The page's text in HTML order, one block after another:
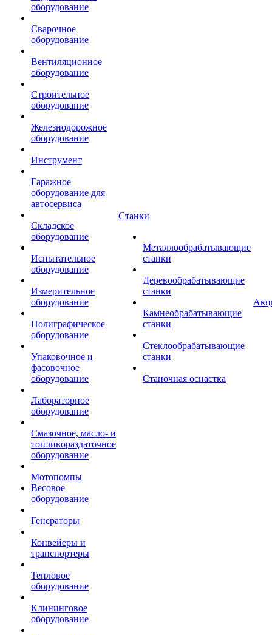
оборудование
Сварочное
оборудование
Вентиляционное
оборудование
Строительное
оборудование
Железнодорожное
оборудование
Инструмент
Гаражное
оборудование для
автосервиса
Складское
оборудование
Испытательное
оборудование
Измерительное
оборудование
Полиграфическое
оборудование
Упаковочное и
фасовочное
оборудование
Лабораторное
оборудование
Смазочное, масло- и
топливораздаточное
оборудование
Мотопомпы
Весовое
оборудование
Генераторы
Конвейеры и
транспортеры
Тепловое
оборудование
Клининговое
оборудование
Станки
Металлообрабатывающие
станки
Деревообрабатывающие
станки
Камнеобрабатывающие
станки
Стеклообрабатывающие
станки
Станочная оснастка